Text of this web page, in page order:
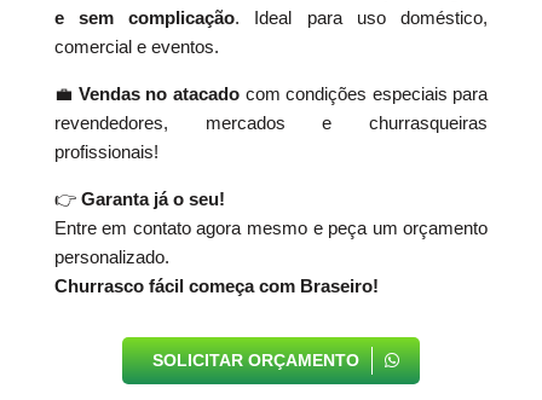
e sem complicação. Ideal para uso doméstico,
comercial e eventos.
💼 Vendas no atacado com condições especiais para
revendedores, mercados e churrasqueiras
profissionais!
👉 Garanta já o seu!
Entre em contato agora mesmo e peça um orçamento
personalizado.
Churrasco fácil começa com Braseiro!
SOLICITAR ORÇAMENTO